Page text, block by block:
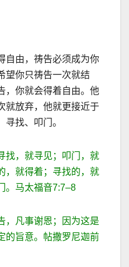
自由，祷告必须成为你
望你只祷告一次就结
，你就会得着自由。他
就放弃，他就更接近于
找、叩门。
找，就寻见；叩门，就
，就得着；寻找的，就
。马太福音7:7–8
，凡事谢恩；因为这是
的旨意。帖撒罗尼迦前